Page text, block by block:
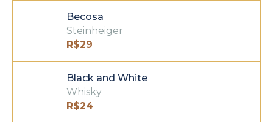
Becosa
Steinheiger
R$29
Black and White
Whisky
R$24